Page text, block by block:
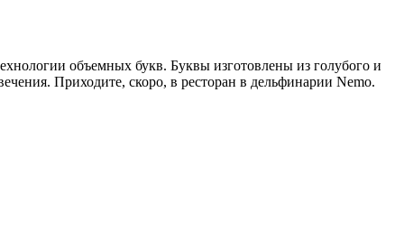
объемных букв. Буквы изготовлены из голубого и
Приходите, скоро, в ресторан в дельфинарии Nemo.